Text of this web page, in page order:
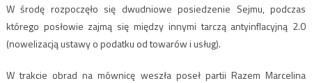
W środę rozpoczęło się dwudniowe posiedzenie Sejmu, podczas
którego posłowie zajmą się między innymi tarczą antyinflacyjną 2.0
(nowelizacją ustawy o podatku od towarów i usług).
W trakcie obrad na mównicę weszła poseł partii Razem Marcelina